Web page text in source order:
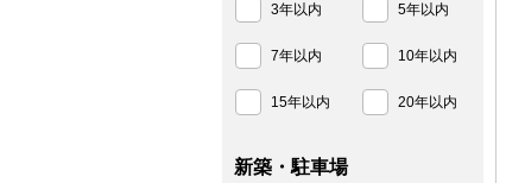
3年以内 5年以内
7年以内 10年以内
15年以内 20年以内
新築・駐車場